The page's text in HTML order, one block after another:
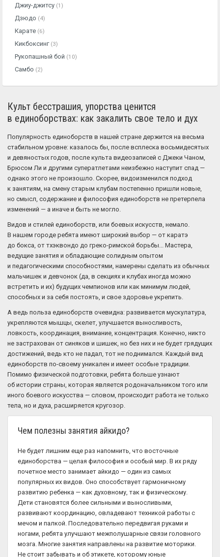
Джиу-джитсу (1)
Дзюдо (4)
Карате (6)
Кикбоксинг (3)
Рукопашный бой (10)
Самбо (2)
Культ бесстрашия, упорства ценится
в единоборствах: как закалить свое тело и дух
Популярность единоборств в нашей стране держится на весьма
стабильном уровне: казалось бы, после всплеска восьмидесятых
и девяностых годов, после культа видеозаписей с Джеки Чаном,
Брюсом Ли и другими суператлетами неизбежно наступит спад —
однако этого не произошло. Скорее, видоизменился подход
к занятиям, на смену старым клубам постепенно пришли новые,
но смысл, содержание и философия единоборств не претерпела
изменений — а иначе и быть не могло.
Видов и стилей единоборств, или боевых искусств, немало.
В нашем городе ребята имеют широкий выбор — от каратэ
до бокса, от тхэквондо до греко-римской борьбы... Мастера,
ведущие занятия и обладающие солидным опытом
и педагогическими способностями, намерены сделать из обычных
мальчишек и девчонок (да, в секциях и клубах иногда можно
встретить и их) будущих чемпионов или как минимум людей,
способных и за себя постоять, и свое здоровье укрепить.
А ведь польза единоборств очевидна: развивается мускулатура,
укрепляются мышцы, скелет, улучшается выносливость,
ловкость, координация, внимание, концентрация. Конечно, никто
не застрахован от синяков и шишек, но без них и не будет грядущих
достижений, ведь кто не падал, тот не поднимался. Каждый вид
единоборств по-своему уникален и имеет особые традиции.
Помимо физической подготовки, ребята больше узнают
об истории страны, которая является родоначальником того или
иного боевого искусства — словом, происходит работа не только
тела, но и духа, расширяется кругозор.
Чем полезны занятия айкидо?
Не будет лишним еще раз напомнить, что восточные
единоборства — целая философия и особый мир. В их ряду
почетное место занимает айкидо — один из самых
популярных их видов. Оно способствует гармоничному
развитию ребенка — как духовному, так и физическому.
Дети становятся более сильными и выносливыми,
развивают координацию, овладевают техникой работы с
мечом и палкой. Последовательно передвигая руками и
ногами, ребята улучшают межполушарные связи головного
мозга. Многие занятия направлены на развитие моторики.
Не стоит забывать и об этикете, которому юные